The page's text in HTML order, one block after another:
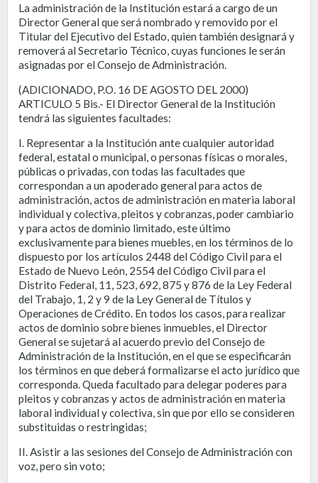
La administración de la Institución estará a cargo de un
Director General que será nombrado y removido por el
Titular del Ejecutivo del Estado, quien también designará y
removerá al Secretario Técnico, cuyas funciones le serán
asignadas por el Consejo de Administración.
(ADICIONADO, P.O. 16 DE AGOSTO DEL 2000)
ARTICULO 5 Bis.- El Director General de la Institución
tendrá las siguientes facultades:
I. Representar a la Institución ante cualquier autoridad
federal, estatal o municipal, o personas físicas o morales,
públicas o privadas, con todas las facultades que
correspondan a un apoderado general para actos de
administración, actos de administración en materia laboral
individual y colectiva, pleitos y cobranzas, poder cambiario
y para actos de dominio limitado, este último
exclusivamente para bienes muebles, en los términos de lo
dispuesto por los artículos 2448 del Código Civil para el
Estado de Nuevo León, 2554 del Código Civil para el
Distrito Federal, 11, 523, 692, 875 y 876 de la Ley Federal
del Trabajo, 1, 2 y 9 de la Ley General de Títulos y
Operaciones de Crédito. En todos los casos, para realizar
actos de dominio sobre bienes inmuebles, el Director
General se sujetará al acuerdo previo del Consejo de
Administración de la Institución, en el que se especificarán
los términos en que deberá formalizarse el acto jurídico que
corresponda. Queda facultado para delegar poderes para
pleitos y cobranzas y actos de administración en materia
laboral individual y colectiva, sin que por ello se consideren
substituidas o restringidas;
II. Asistir a las sesiones del Consejo de Administración con
voz, pero sin voto;